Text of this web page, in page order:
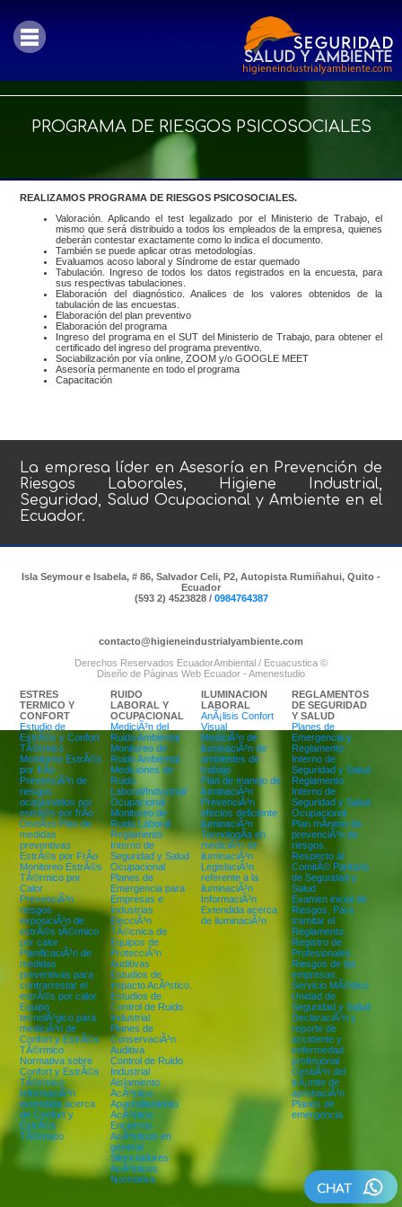
PROGRAMA DE RIESGOS PSICOSOCIALES
REALIZAMOS PROGRAMA DE RIESGOS PSICOSOCIALES.
Valoración. Aplicando el test legalizado por el Ministerio de Trabajo, el
mismo que será distribuido a todos los empleados de la empresa, quienes
deberán contestar exactamente como lo indica el documento.
También se puede aplicar otras metodologías.
Evaluamos acoso laboral y Síndrome de estar quemado
Tabulación. Ingreso de todos los datos registrados en la encuesta, para
sus respectivas tabulaciones.
Elaboración del diagnóstico. Analices de los valores obtenidos de la
tabulación de las encuestas.
Elaboración del plan preventivo
Elaboración del programa
Ingreso del programa en el SUT del Ministerio de Trabajo, para obtener el
certificado del ingreso del programa preventivo.
Sociabilización por vía online, ZOOM y/o GOOGLE MEET
Asesoría permanente en todo el programa
Capacitación
La empresa líder enAsesoría en Prevención de
Riesgos Laborales, Higiene Industrial,
Seguridad, Salud Ocupacional y Ambiente en el
Ecuador.
Isla Seymour e Isabela, # 86, Salvador Celi, P2, Autopista Rumiñahui, Quito -
Ecuador
(593 2) 4523828 / 0984764387
contacto@higieneindustrialyambiente.com
Derechos Reservados EcuadorAmbiental / Ecuacustica ©
Diseño de Páginas Web Ecuador - Amenestudio
ESTRES
TERMICO Y
CONFORT
Estudio de
EstrÃ©s y Confort
TÃ©rmico
Monitoreo EstrÃ©s
por frÃ­o
PrevenciÃ³n de
riesgos
ocasionados por
estrÃ©s por frÃ­o
DiseÃ±o Plan de
medidas
preventivas
EstrÃ©s por FrÃ­o
Monitoreo EstrÃ©s
TÃ©rmico por
Calor
PrevenciÃ³n
riesgos
exposiciÃ³n de
estrÃ©s tÃ©rmico
por calor
PlanificaciÃ³n de
medidas
preventivas para
contrarrestar el
estrÃ©s por calor
Equipo
tecnolÃ³gico para
mediciÃ³n de
Confort y EstrÃ©s
TÃ©rmico
Normativa sobre
Confort y EstrÃ©s
TÃ©rmico
InformaciÃ³n
extendida acerca
de Confort y
EstrÃ©s
TÃ©rmico
RUIDO
LABORAL Y
OCUPACIONAL
MediciÃ³n del
Ruido Ambiental
Monitoreo de
Ruido Ambiental
Mediciones de
Ruido
Laboral/Industrial/
Ocupacional
Monitoreo de
Ruido Laboral
Reglamento
Interno de
Seguridad y Salud
Ocupacional
Planes de
Emergencia para
Empresas e
Industrias
ElecciÃ³n
TÃ©cnica de
Equipos de
ProtecciÃ³n
Auditivas
Estudios de
Impacto AcÃºstico.
Estudios de
Control de Ruido
Industrial
Planes de
ConservaciÃ³n
Auditiva
Control de Ruido
Industrial
Aislamiento
AcÃºstico
Apantallamiento
AcÃºstico
Encierros
AcÃºsticos en
general
Silenciadores
AcÃºsticos
Normativa
ILUMINACION
LABORAL
AnÃ¡lisis Confort
Visual
MediciÃ³n de
iluminaciÃ³n de
ambientes de
trabajo
Plan de manejo de
iluminaciÃ³n
PrevenciÃ³n
efectos deficiente
iluminaciÃ³n
TecnologÃ­a en
mediciÃ³n de
iluminaciÃ³n
LegislaciÃ³n
referente a la
iluminaciÃ³n
InformaciÃ³n
Extendida acerca
de iluminaciÃ³n
REGLAMENTOS
DE SEGURIDAD
Y SALUD
Planes de
Emergencia y
Reglamento
Interno de
Seguridad y Salud
Reglamento
Interno de
Seguridad y Salud
Ocupacional
Plan mÃ­nimo de
prevenciÃ³n de
riesgos.
Respecto al
ComitÃ© Paritario
de Seguridad y
Salud
Examen inicial de
Riesgos, Para
tramitar el
Reglamento.
Registro de
Profesionales
Riesgos de las
empresas.
Servicio MÃ©dico
Unidad de
Seguridad y Salud
DeclaraciÃ³n y
reporte de
accidente y
enfermedad
profesional
GestiÃ³n del
trÃ¡mite de
aprobaciÃ³n
Planes de
emergencia